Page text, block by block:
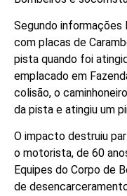
Segundo informações
com placas de
pista quando foi
emplacado em
colisão, o
da pista e atingiu um
O impacto destruiu
o motorista, de 60
Equipes do Corpo de
de